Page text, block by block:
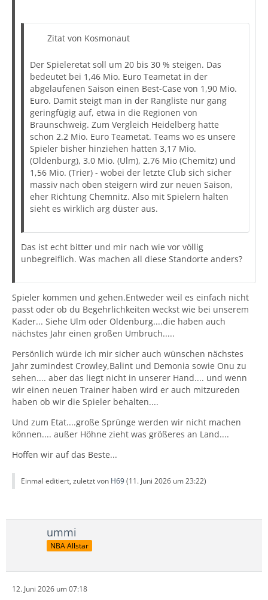
Zitat von Kosmonaut
Der Spieleretat soll um 20 bis 30 % steigen. Das
bedeutet bei 1,46 Mio. Euro Teametat in der
abgelaufenen Saison einen Best-Case von 1,90 Mio.
Euro. Damit steigt man in der Rangliste nur gang
geringfügig auf, etwa in die Regionen von
Braunschweig. Zum Vergleich Heidelberg hatte
schon 2.2 Mio. Euro Teametat. Teams wo es unsere
Spieler bisher hinziehen hatten 3,17 Mio.
(Oldenburg), 3.0 Mio. (Ulm), 2.76 Mio (Chemitz) und
1,56 Mio. (Trier) - wobei der letzte Club sich sicher
massiv nach oben steigern wird zur neuen Saison,
eher Richtung Chemnitz. Also mit Spielern halten
sieht es wirklich arg düster aus.
Das ist echt bitter und mir nach wie vor völlig
unbegreiflich. Was machen all diese Standorte anders?
Spieler kommen und gehen.Entweder weil es einfach nicht
passt oder ob du Begehrlichkeiten weckst wie bei unserem
Kader... Siehe Ulm oder Oldenburg....die haben auch
nächstes Jahr einen großen Umbruch.....
Persönlich würde ich mir sicher auch wünschen nächstes
Jahr zumindest Crowley,Balint und Demonia sowie Onu zu
sehen.... aber das liegt nicht in unserer Hand.... und wenn
wir einen neuen Trainer haben wird er auch mitzureden
haben ob wir die Spieler behalten....
Und zum Etat....große Sprünge werden wir nicht machen
können.... außer Höhne zieht was größeres an Land....
Hoffen wir auf das Beste...
Einmal editiert, zuletzt von H69(11. Juni 2026 um 23:22)
ummi
NBA Allstar
12. Juni 2026 um 07:18